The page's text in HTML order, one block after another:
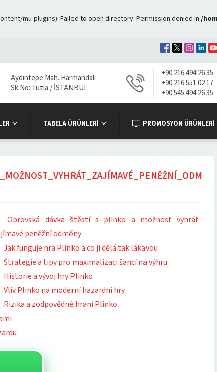
mu-plugins): Failed to open directory: Permission denied in /
Aydıntepe Mah. Harmandalı
Sk.No: Tuzla / İSTANBUL
+90 216 494 26 35
+90 216 551 02 17
+90 545 494 26 35
TABELA ÜRÜNLERİ PROMOSYON ÜRÜNLERİ
Obrovská dávka štěstí s plinko a možnost vyhrát
peněžní odměny
Jak funguje hra Plinko a co ji dělá tak lákavou
Strategie a tipy pro maximalizaci šancí na výhru
Historie a vývoj hry Plinko
Vliv Plinko na moderní hazardní hry
Rizika a zodpovědné hraní Plinko